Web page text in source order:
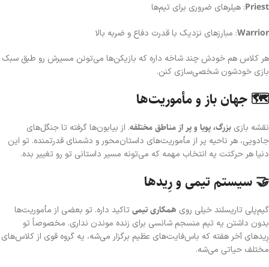
Priest: هیلرهای ضروری برای تیم‌ها
Warrior: مبارزهای نزدیک با قدرت دفاع و ضربه بالا
هر کلاس هم خودش چند شاخه داره که بازیکن‌ها می‌تونن مسیرش رو طبق سبک
بازی خودشون شخصی‌سازی کنن.
🗺️ جهان باز و مأموریت‌ها
نقشه بازی بزرگ، پویا و پر از مناطق مختلفه. از بیابون‌ها گرفته تا جنگل‌های
جادویی، هر ناحیه پر از مأموریت‌های داستان‌محور و دشمنای قدرتمنده. تو این
دنیا هر حرکتت یه انتخاب مهمه که می‌تونه مسیر داستانی تو رو تغییر بده.
🤝 سیستم تیمی و رِیدها
گیم‌پلی تاریسلند خیلی روی همکاری تیمیتاکید داره. تو بعضی از مأموریت‌ها
بدون داشتن یه تیم منسجم شانسی برای زنده موندن نداری. مخصوصاً تو
رِیدهای آخر هفته که باس‌فایت‌های عظیم برگزار می‌شه، یه گروه قوی از کلاس‌های
مختلف حیاتی می‌شه.